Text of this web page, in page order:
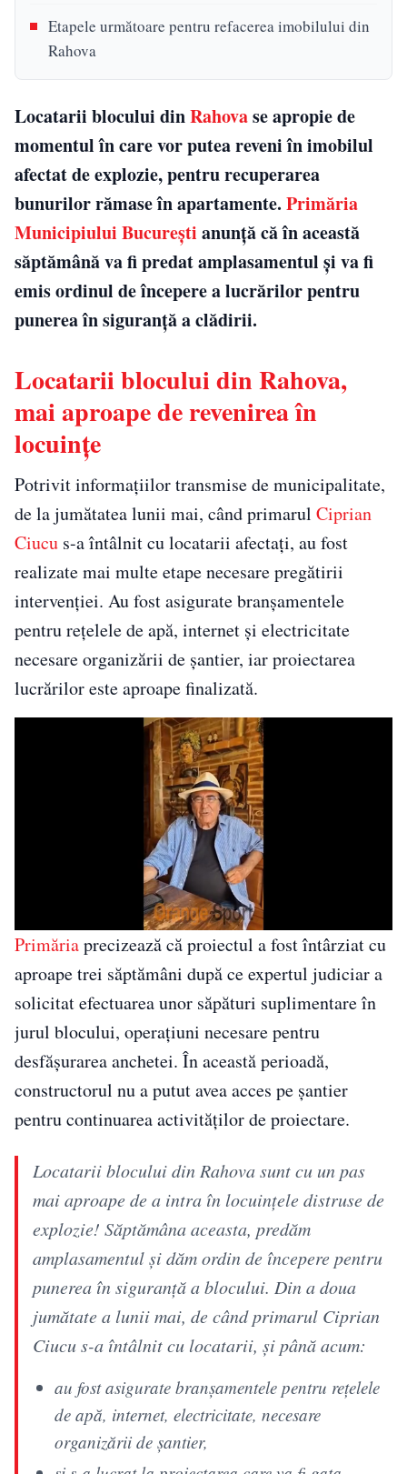
Etapele următoare pentru refacerea imobilului din
Rahova
Locatarii blocului dinRahovase apropie de
momentul în care vor putea reveni în imobilul
afectat de explozie, pentru recuperarea
bunurilor rămase în apartamente. Primăria
Municipiului București anunță că în această
săptămână va fi predat amplasamentul și va fi
emis ordinul de începere a lucrărilor pentru
punerea în siguranță a clădirii.
Locatarii blocului din Rahova,
mai aproape de revenirea în
locuințe
Potrivit informațiilor transmise de municipalitate,
de la jumătatea lunii mai, când primarul Ciprian
Ciucu s-a întâlnit cu locatarii afectați, au fost
realizate mai multe etape necesare pregătirii
intervenției. Au fost asigurate branșamentele
pentru rețelele de apă, internet și electricitate
necesare organizării de șantier, iar proiectarea
lucrărilor este aproape finalizată.
Primăriaprecizează că proiectul a fost întârziat cu
aproape trei săptămâni după ce expertul judiciar a
solicitat efectuarea unor săpături suplimentare în
jurul blocului, operațiuni necesare pentru
desfășurarea anchetei. În această perioadă,
constructorul nu a putut avea acces pe șantier
pentru continuarea activităților de proiectare.
Locatarii blocului din Rahova sunt cu un pas
mai aproape de a intra în locuințele distruse de
explozie! Săptămâna aceasta, predăm
amplasamentul și dăm ordin de începere pentru
punerea în siguranță a blocului. Din a doua
jumătate a lunii mai, de când primarul Ciprian
Ciucu s-a întâlnit cu locatarii, și până acum:
au fost asigurate branșamentele pentru rețelele
de apă, internet, electricitate, necesare
organizării de șantier,